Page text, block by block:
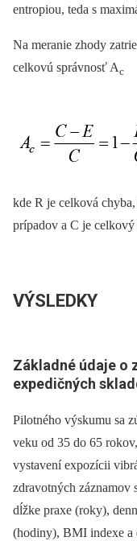
entropiou, teda s
Na meranie zhody
celkovú správnosť Ac
kde R je celková
prípadov a C je
VÝSLEDKY
Základné údaje o
expedičných
Pilotného výskumu sa
veku od 35 do 65
vystavení expozícii
zdravotných záznamov
dĺžke praxe (roky),
(hodiny), BMI indexe a